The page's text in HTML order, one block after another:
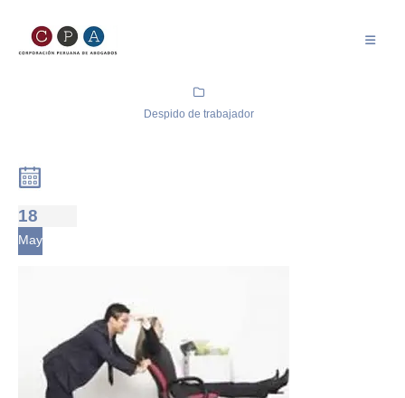
18
May
Despido de trabajador